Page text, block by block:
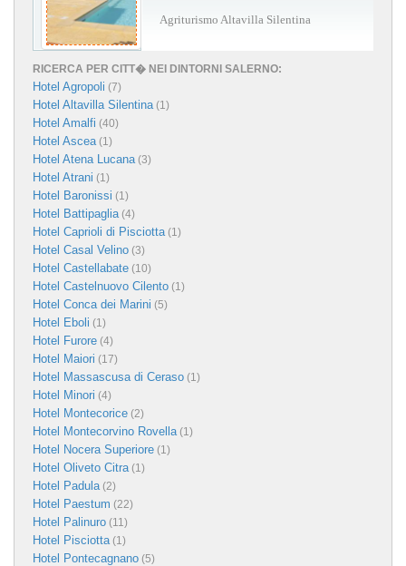
Agriturismo Altavilla Silentina
RICERCA PER CITT� NEI DINTORNI SALERNO:
Hotel Agropoli (7)
Hotel Altavilla Silentina(1)
Hotel Amalfi (40)
Hotel Ascea(1)
Hotel Atena Lucana(3)
Hotel Atrani (1)
Hotel Baronissi (1)
Hotel Battipaglia(4)
Hotel Caprioli di Pisciotta(1)
Hotel Casal Velino (3)
Hotel Castellabate (10)
Hotel Castelnuovo Cilento (1)
Hotel Conca dei Marini (5)
Hotel Eboli (1)
Hotel Furore (4)
Hotel Maiori (17)
Hotel Massascusa di Ceraso (1)
Hotel Minori (4)
Hotel Montecorice (2)
Hotel Montecorvino Rovella(1)
Hotel Nocera Superiore (1)
Hotel Oliveto Citra(1)
Hotel Padula(2)
Hotel Paestum (22)
Hotel Palinuro (11)
Hotel Pisciotta(1)
Hotel Pontecagnano (5)